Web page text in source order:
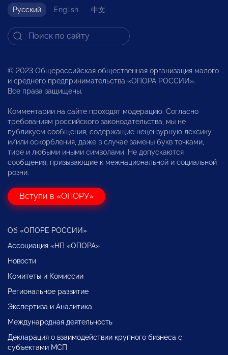
Русский English 中文
© 2023 Общероссийская общественная организация малого
и среднего предпринимательства «ОПОРА РОССИИ».
Все права защищены.
Комментарии на сайте проходят модерацию. Согласно
требованиям российского законодательства, мы не
публикуем сообщения, содержащие нецензурную лексику
и/или оскорбления, даже в случае замены букв точками,
тире и любыми иными символами. Не допускаются
сообщения, призывающие к межнациональной и социальной
розни.
Вступи в «ОПОРУ»
Об «ОПОРЕ РОССИИ»
Ассоциация «НП «ОПОРА»
Новости
Комитеты и Комиссии
Региональное развитие
Экспертиза и Аналитика
Международная деятельность
Декларация о взаимодействии крупного бизнеса с
субъектами МСП